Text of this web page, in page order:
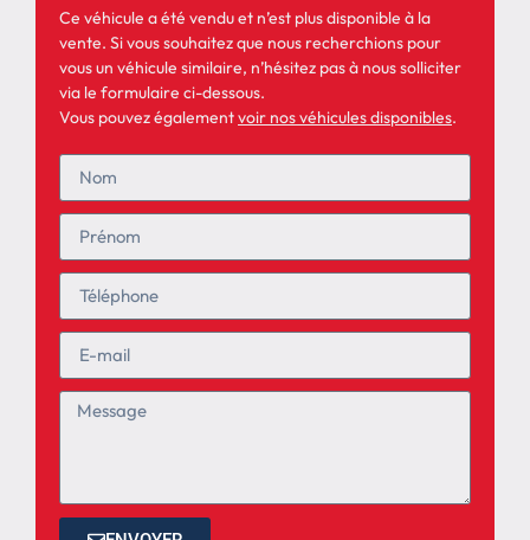
Ce véhicule a été vendu et n’est plus disponible à la
vente. Si vous souhaitez que nous recherchions pour
vous un véhicule similaire, n’hésitez pas à nous solliciter
via le formulaire ci-dessous.
Vous pouvez égalementvoir nos véhicules disponibles.